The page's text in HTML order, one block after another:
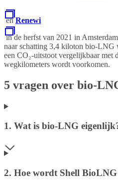
enRenewi
in de herfst van 2021 in
naar schatting 3,4 kiloton bio-LNG
een CO₂-uitstoot vergelijkbaar met
wegkilometers wordt voorkomen.
5 vragen over bio-
1. Wat is bio-LNG
2. Hoe wordt Shell